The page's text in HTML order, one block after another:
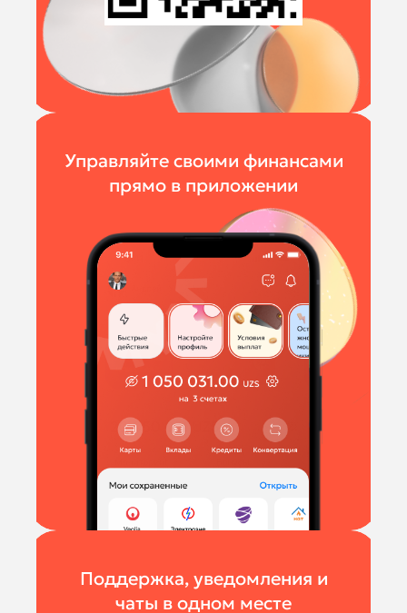
Управляйте своими финансами
прямо в приложении
Поддержка, уведомления и
чаты в одном месте